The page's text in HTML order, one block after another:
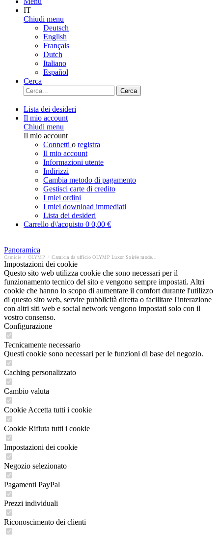
IT
Chiudi menu
Deutsch
English
Français
Dutch
Italiano
Español
Cerca
Cerca
Lista dei desideri
Il mio account
Chiudi menu
Il mio account
Connetti o registra
Il mio account
Informazioni utente
Indirizzi
Cambia metodo di pagamento
Gestisci carte di credito
I miei ordini
I miei download immediati
Lista dei desideri
Carrello d\'acquisto 0 0,00 €
Panoramica
Camicie OLYMP
Impostazioni dei cookie
Questo sito web utilizza cookie che sono necessari per il
funzionamento tecnico del sito e vengono sempre impostati. Altri
cookie che hanno lo scopo di aumentare il comfort durante l'utilizzo
di questo sito web, servire pubblicità diretta o facilitare l'interazione
con altri siti web e social network vengono impostati solo con il
vostro consenso.
Configurazione
Tecnicamente necessario
Questi cookie sono necessari per le funzioni di base del negozio.
Caching personalizzato
Cambio valuta
Cookie Accetta tutti i cookie
Cookie Rifiuta tutti i cookie
Impostazioni dei cookie
Negozio selezionato
Pagamenti PayPal
Prezzi individuali
Riconoscimento dei clienti